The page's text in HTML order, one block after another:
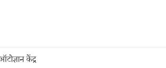
ज्ञान केंद्र